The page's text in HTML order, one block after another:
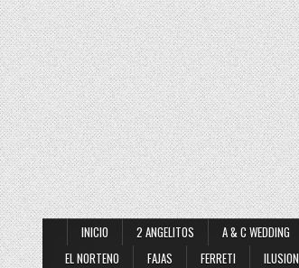
INICIO 2 ANGELITOS A & C WEDDING
EL NORTENO
FAJAS FERRETI ILUSION